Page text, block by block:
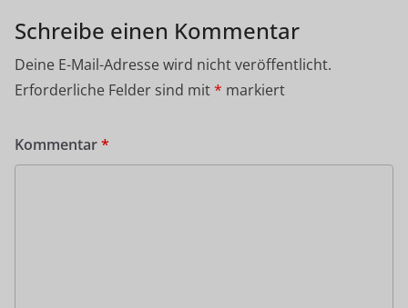
Schreibe einen Kommentar
Deine E-Mail-Adresse wird nicht veröffentlicht.
Erforderliche Felder sind mit* markiert
Kommentar*